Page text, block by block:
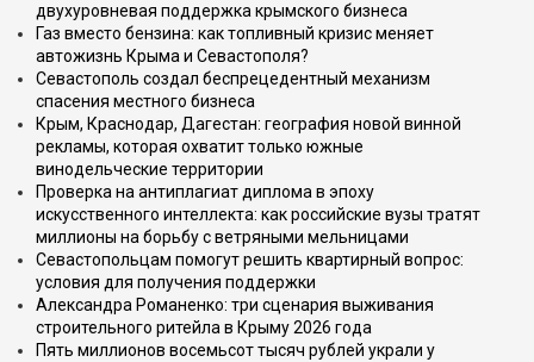
двухуровневая поддержка крымского бизнеса
Газ вместо бензина: как топливный кризис меняет
автожизнь Крыма и Севастополя?
Севастополь создал беспрецедентный механизм
спасения местного бизнеса
Крым, Краснодар, Дагестан: география новой винной
рекламы, которая охватит только южные
винодельческие территории
Проверка на антиплагиат диплома в эпоху
искусственного интеллекта: как российские вузы тратят
миллионы на борьбу с ветряными мельницами
Севастопольцам помогут решить квартирный вопрос:
условия для получения поддержки
Александра Романенко: три сценария выживания
строительного ритейла в Крыму 2026 года
Пять миллионов восемьсот тысяч рублей украли у